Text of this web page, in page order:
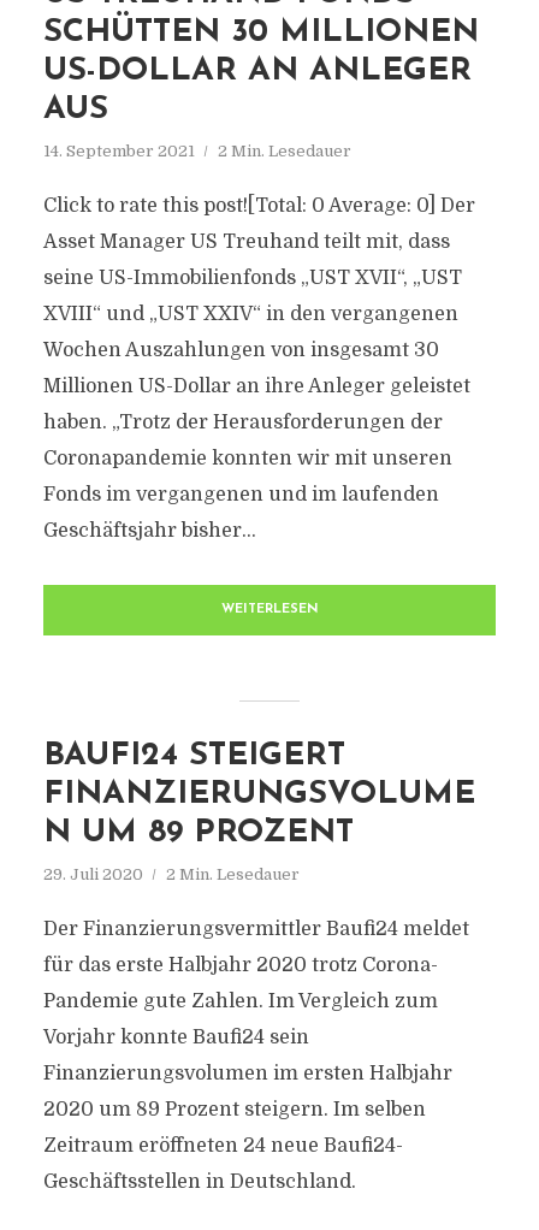
SCHÜTTEN 30 MILLIONEN
US-DOLLAR AN ANLEGER
AUS
14. September 2021 2 Min. Lesedauer
Click to rate this post![Total: 0 Average: 0] Der
Asset Manager US Treuhand teilt mit, dass
seine US-Immobilienfonds „UST XVII“, „UST
XVIII“ und „UST XXIV“ in den vergangenen
Wochen Auszahlungen von insgesamt 30
Millionen US-Dollar an ihre Anleger geleistet
haben. „Trotz der Herausforderungen der
Coronapandemie konnten wir mit unseren
Fonds im vergangenen und im laufenden
Geschäftsjahr bisher...
WEITERLESEN
BAUFI24 STEIGERT
FINANZIERUNGSVOLUME
N UM 89 PROZENT
29. Juli 2020 2 Min. Lesedauer
Der Finanzierungsvermittler Baufi24 meldet
für das erste Halbjahr 2020 trotz Corona-
Pandemie gute Zahlen. Im Vergleich zum
Vorjahr konnte Baufi24 sein
Finanzierungsvolumen im ersten Halbjahr
2020 um 89 Prozent steigern. Im selben
Zeitraum eröffneten 24 neue Baufi24-
Geschäftsstellen in Deutschland.